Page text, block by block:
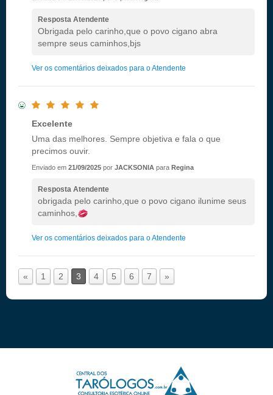
Resposta Atendente
Obrigada pelo carinho,que o povo cigano abra
sempre seus caminhos,bjs
Ver os comentários deixados para o Atendente
Excelente
Uma das melhores. Sempre objetiva e fala o que
precimos ouvir.
Enviado em 21/09/2025 por JACKSONIA para Regina
Resposta Atendente
obrigada pelo carinho,que o povo cigano ilunime seus
caminhos,
Ver os comentários deixados para o Atendente
« 1 2 3 4 5 6 7 »